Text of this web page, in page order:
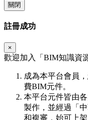
關閉
註冊成功
×
歡迎加入「 BIM知識資
成為本平台會員
費BIM元件。
本平台元件皆由
製作，並經過「
和複審，始可上架